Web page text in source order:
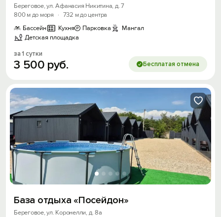
Береговое, ул. Афанасия Никитина, д. 7
800 м до моря
· 732 м до центра
Бассейн
Кухня Парковка
Мангал
Детская площадка
за 1 сутки
3 500 руб. Бесплатая отмена
База отдыха «Посейдон»
Береговое, ул. Коронелли, д. 8а